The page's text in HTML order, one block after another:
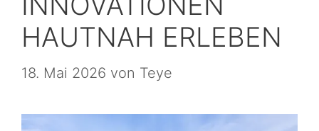
HAUTNAH ERLEBEN
18. Mai 2026 von Teye